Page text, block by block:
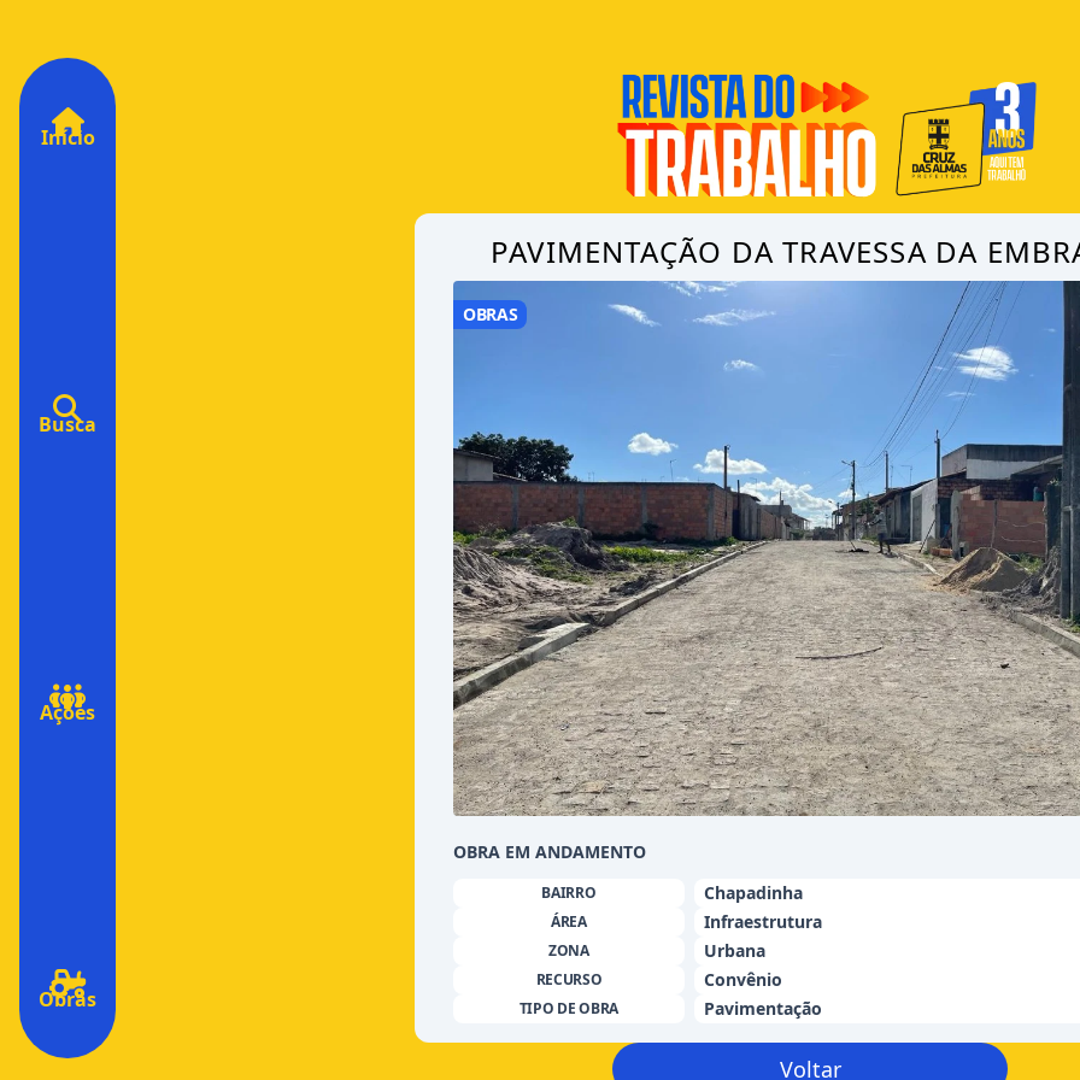
PAVIMENTAÇÃO DA TRAVESSA DA
OBRAS
OBRA EM ANDAMENTO
BAIRRO Chapadinha
ÁREA Infraestrutura
ZONA Urbana
RECURSO Convênio
TIPO DE OBRA Pavimentação
Voltar
Início
Busca
Ações
Obras